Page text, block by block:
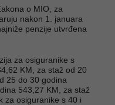
o MIO, za
nakon 1. januara
penzije utvrđena
za osiguranike s
KM, za staž od 20
25 do 30 godina
543,27 KM, za staž
za osiguranike s 40 i